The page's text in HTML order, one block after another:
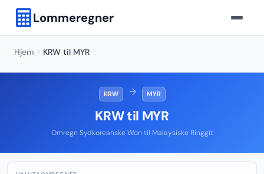
Lommeregner
Hjem KRW til MYR
KRW → MYR
KRW til MYR
Omregn Sydkoreanske Won til Malaysiske Ringgit